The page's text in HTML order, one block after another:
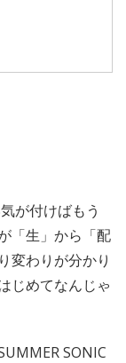
が付けばもう
「生」から「配
変わりが分かり
じめてなんじゃ
SONIC